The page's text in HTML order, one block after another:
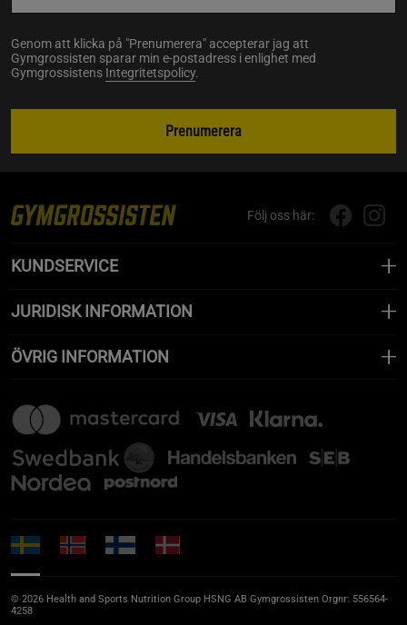
Genom att klicka på "Prenumerera" accepterar jag att
Gymgrossisten sparar min e-postadress i enlighet med
Gymgrossistens Integritetspolicy.
Prenumerera
Följ oss här:
KUNDSERVICE
JURIDISK INFORMATION
ÖVRIG INFORMATION
© 2026 Health and Sports Nutrition Group HSNG AB Gymgrossisten Orgnr: 556564-
4258